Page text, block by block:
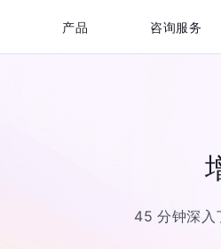
产品 咨询服务
45 分钟深入